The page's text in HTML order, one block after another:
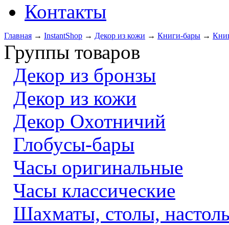
Контакты
Главная → InstantShop → Декор из кожи → Книги-бары →
Группы товаров
Декор из бронзы
Декор из кожи
Декор Охотничий
Глобусы-бары
Часы оригинальные
Часы классические
Шахматы, столы,